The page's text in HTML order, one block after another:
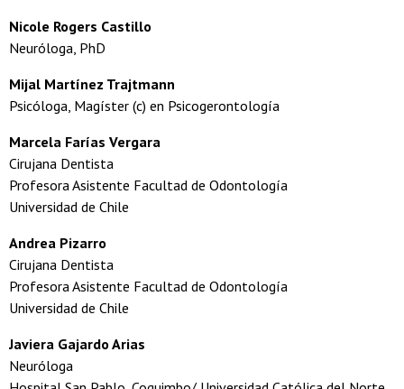
Nicole Rogers Castillo
Neuróloga, PhD
Mijal Martínez Trajtmann
Psicóloga, Magíster (c) en Psicogerontología
Marcela Farías Vergara
Cirujana Dentista
Profesora Asistente Facultad de Odontología
Universidad de Chile
Andrea Pizarro
Cirujana Dentista
Profesora Asistente Facultad de Odontología
Universidad de Chile
Javiera Gajardo Arias
Neuróloga